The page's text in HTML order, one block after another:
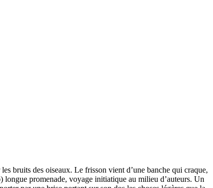
bruits des oiseaux. Le frisson vient d’une banche qui craque,
promenade, voyage initiatique au milieu d’auteurs. Un